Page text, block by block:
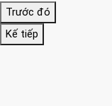
Trước đó
Kế tiếp